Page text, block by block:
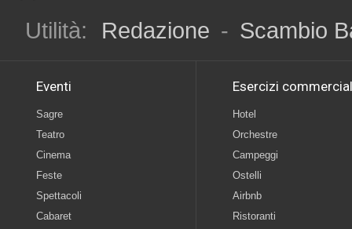
Utilità:
Redazione - Scambio
Eventi
Sagre
Teatro
Cinema
Feste
Spettacoli
Cabaret
Esercizi
Hotel
Orchestre
Campeggi
Ostelli
Airbnb
Ristoranti